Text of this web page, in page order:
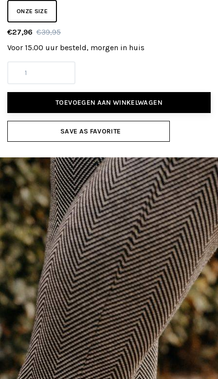
ONZE SIZE
€27,96 €39,95
Voor 15.00 uur besteld, morgen in huis
TOEVOEGEN AAN WINKELWAGEN
SAVE AS FAVORITE